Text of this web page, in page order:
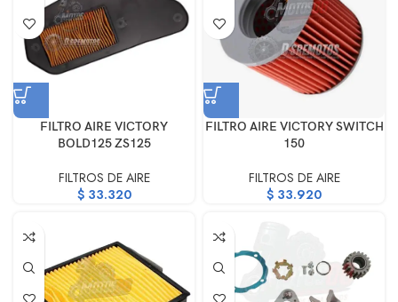
FILTRO AIRE VICTORY
BOLD125 ZS125
FILTROS DE AIRE
$33.320
FILTRO AIRE VICTORY SWITCH
150
FILTROS DE AIRE
$ 33.920